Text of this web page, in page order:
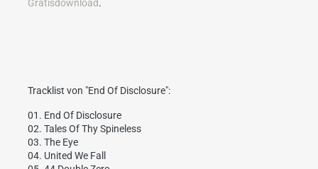
Gratisdownload.
Tracklist von "End Of Disclosure":
01. End Of Disclosure
02. Tales Of Thy Spineless
03. The Eye
04. United We Fall